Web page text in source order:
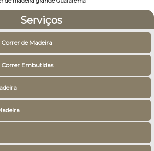
Serviços
de Madeira
Correr Embutidas